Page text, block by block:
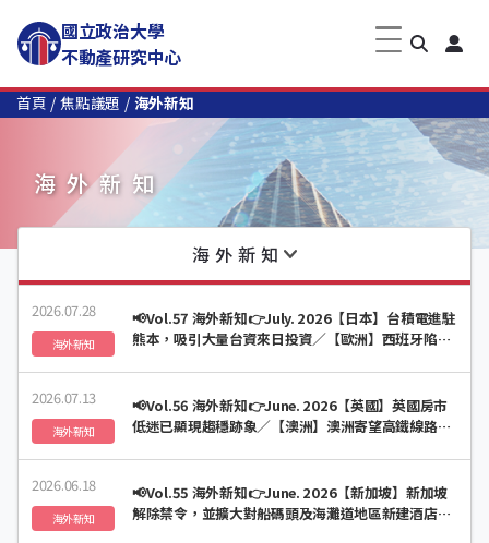
國立政治大學
不動產研究中心
首頁 焦點議題 海外新知
海外新知
海外新知
2026.07.28
海外新知
📢Vol.57 海外新知👉July. 2026【日本】台積電進駐
熊本，吸引大量台資來日投資／【歐洲】西班牙陷入
2026.07.13
海外新知
📢Vol.56 海外新知👉June. 2026【英國】英國房市
低迷已顯現趨穩跡象／【澳洲】澳洲寄望高鐵線路解
2026.06.18
海外新知
📢Vol.55 海外新知👉June. 2026【新加坡】新加坡
解除禁令，並擴大對船碼頭及海灘道地區新建酒店、